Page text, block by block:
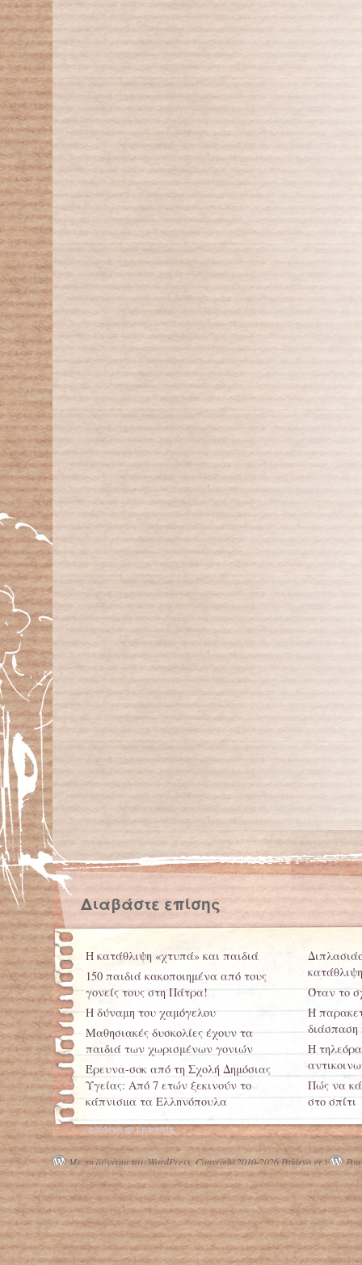
← Επιστροφή στο %s
Δυσχερείς οι συνθήκες στα καταστήματα κράτησης ανηλίκων
Διαβάστε επίσης
Η κατάθλιψη «χτυπά» και παιδιά
150 παιδιά κακοποιημένα από τους
γονείς τους στη Πάτρα!
Η δύναμη του χαμόγελου
Μαθησιακές δυσκολίες έχουν τα
παιδιά των χωρισμένων γονιών
Έρευνα-σοκ από τη Σχολή Δημόσιας
Υγείας: Από 7 ετών ξεκινούν το
κάπνισμα τα Ελληνόπουλα
Όταν το
Η
διάσπαση
Η
Πώς να
στο σπίτι
paidevo.gr | parents
Με τη δύναμη του WordPress. Copyright 2010-2026 Paidevo.gr |